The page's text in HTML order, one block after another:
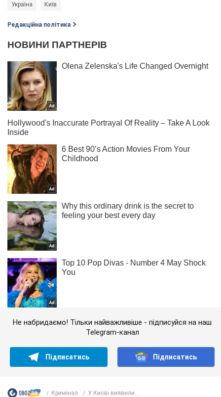
Україна Київ
Редакційна політика
Не набридаємо! Тільки найважливіше - підписуйся на наш
Telegram-канал
Підписатись Підписатись
Кримінал У Києві виявили...